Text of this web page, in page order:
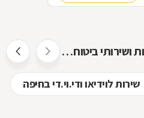
אנשים שחיפשו תיקון טלוויזיות ושירותי ביטוח חיפשו גם
שירות לוידיאו ודי.וי.די בחיפה